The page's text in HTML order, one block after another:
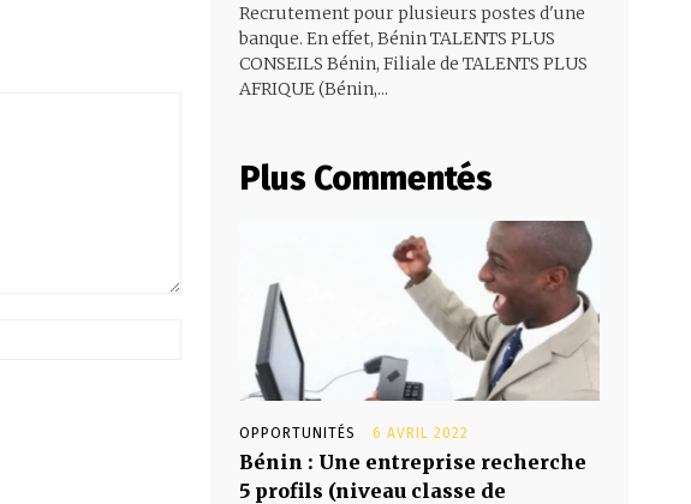
Recrutement pour plusieurs postes d'une
banque. En effet, Bénin TALENTS PLUS
CONSEILS Bénin, Filiale de TALENTS PLUS
AFRIQUE (Bénin,...
Plus Commentés
OPPORTUNITÉS 6 AVRIL 2022
Bénin : Une entreprise recherche
5 profils (niveau classe de